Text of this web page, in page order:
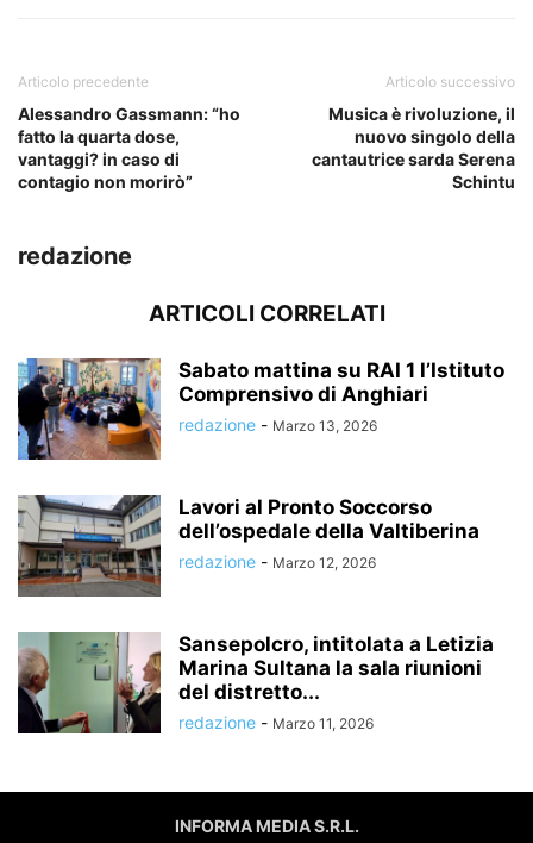
Articolo precedente
Alessandro Gassmann: “ho
fatto la quarta dose,
vantaggi? in caso di
contagio non morirò”
Articolo successivo
Musica è rivoluzione, il
nuovo singolo della
cantautrice sarda Serena
Schintu
redazione
ARTICOLI CORRELATI
Sabato mattina su RAI 1 l’Istituto
Comprensivo di Anghiari
redazione - Marzo 13, 2026
Lavori al Pronto Soccorso
dell’ospedale della Valtiberina
redazione - Marzo 12, 2026
Sansepolcro, intitolata a Letizia
Marina Sultana la sala riunioni
del distretto...
redazione - Marzo 11, 2026
INFORMA MEDIA S.R.L.